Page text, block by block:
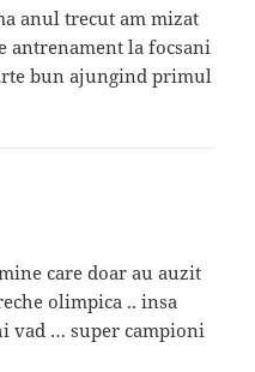
anul trecut am mizat
antrenament la focsani
bun ajungind primul
care doar au auzit
olimpica .. insa
vad … super campioni